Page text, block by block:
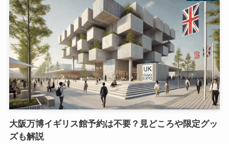
大阪万博イギリス館予約は不要？見どころや限定グッ
ズも解説